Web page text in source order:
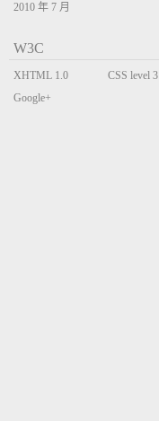
2010 年 7 月
W3C
XHTML 1.0
Transitional
CSS level 3
Google+